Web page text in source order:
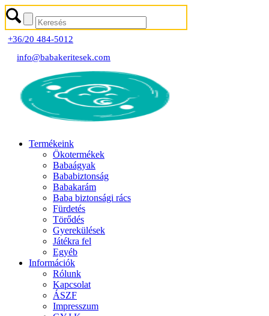
+36/20 484-5012
info@babakeritesek.com
Termékeink
Ökotermékek
Babaágyak
Bababiztonság
Babakarám
Baba biztonsági rács
Fürdetés
Törődés
Gyerekülések
Játékra fel
Egyéb
Információk
Rólunk
Kapcsolat
ÁSZF
Impresszum